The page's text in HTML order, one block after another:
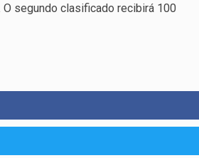
segundo clasificado recibirá 100